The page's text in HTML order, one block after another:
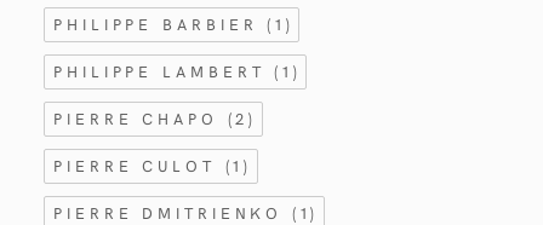
PHILIPPE BARBIER(1)
PHILIPPE LAMBERT(1)
PIERRE CHAPO (2)
PIERRE CULOT (1)
PIERRE DMITRIENKO(1)